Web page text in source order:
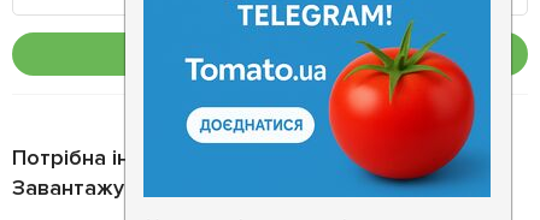
Опублікувати
Потрібна інформація про заклад?
Завантажуйте додаток!